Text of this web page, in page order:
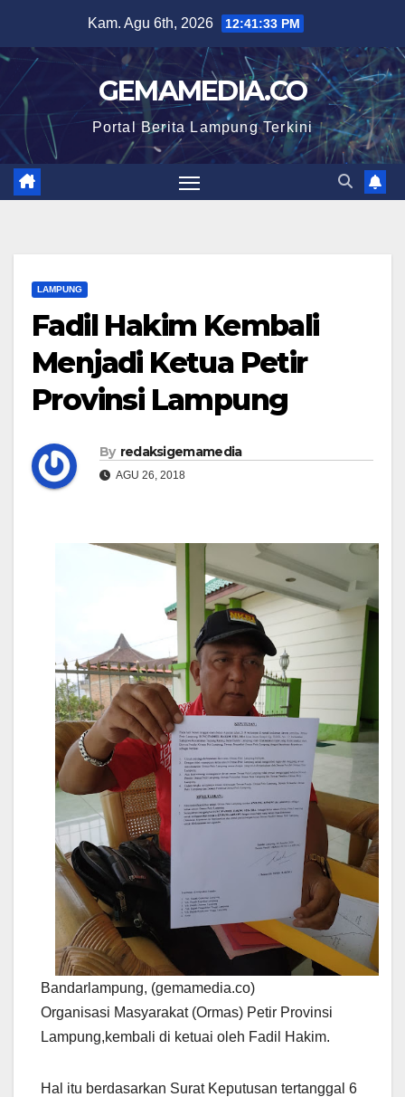
content
Kam. Agu 6th, 2026 12:41:34 PM
GEMAMEDIA.CO
Portal Berita Lampung Terkini
LAMPUNG
Fadil Hakim Kembali
Menjadi Ketua Petir
Provinsi Lampung
By redaksigemamedia
AGU 26, 2018
Bandarlampung, (gemamedia.co)
Organisasi Masyarakat (Ormas) Petir Provinsi
Lampung,kembali di ketuai oleh Fadil Hakim.
Hal itu berdasarkan Surat Keputusan tertanggal 6